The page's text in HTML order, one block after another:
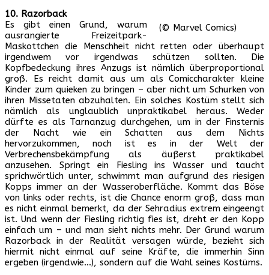
(© Marvel Comics)
10. Razorback
Es gibt einen Grund, warum
ausrangierte Freizeitpark-
Maskottchen die Menschheit nicht retten oder überhaupt
irgendwem vor irgendwas schützen sollten. Die
Kopfbedeckung ihres Anzugs ist nämlich überproportional
groß. Es reicht damit aus um als Comiccharakter kleine
Kinder zum quieken zu bringen – aber nicht um Schurken von
ihren Missetaten abzuhalten. Ein solches Kostüm stellt sich
nämlich als unglaublich unpraktikabel heraus. Weder
dürfte es als Tarnanzug durchgehen, um in der Finsternis
der Nacht wie ein Schatten aus dem Nichts
hervorzukommen, noch ist es in der Welt der
Verbrechensbekämpfung als äußerst praktikabel
anzusehen. Springt ein Fiesling ins Wasser und taucht
sprichwörtlich unter, schwimmt man aufgrund des riesigen
Kopps immer an der Wasseroberfläche. Kommt das Böse
von links oder rechts, ist die Chance enorm groß, dass man
es nicht einmal bemerkt, da der Sehradius extrem eingeengt
ist. Und wenn der Fiesling richtig fies ist, dreht er den Kopp
einfach um – und man sieht nichts mehr. Der Grund warum
Razorback in der Realität versagen würde, bezieht sich
hiermit nicht einmal auf seine Kräfte, die immerhin Sinn
ergeben (irgendwie…), sondern auf die Wahl seines Kostüms.